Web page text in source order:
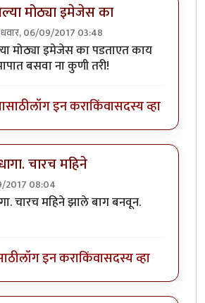
मोठ्या इमेजेस का
06/09/2017 03:48
चांगली माहिती देताय काकाby
मोठ्या इमेजेस का पडताएत काय
बसवा ना कुणी तरी!
लॉग इन कराकिंवासदस्य व्हा
चारच महिने
2017 08:04
चारच महिने झाले बाग बनवून.
लॉग इन कराकिंवासदस्य व्हा